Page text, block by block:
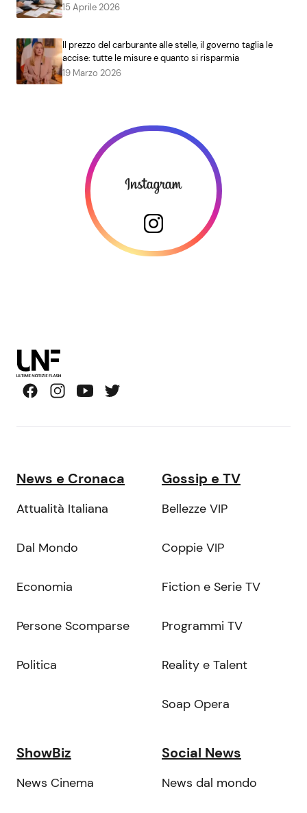
15 Aprile 2026
Il prezzo del carburante alle stelle, il governo taglia le
accise: tutte le misure e quanto si risparmia
19 Marzo 2026
News e Cronaca
Attualità Italiana
Dal Mondo
Economia
Persone Scomparse
Politica
Gossip e TV
Bellezze VIP
Coppie VIP
Fiction e Serie TV
Programmi TV
Reality e Talent
Soap Opera
ShowBiz
News Cinema
Social News
News dal mondo